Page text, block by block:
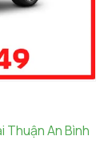
Thuận An Bình